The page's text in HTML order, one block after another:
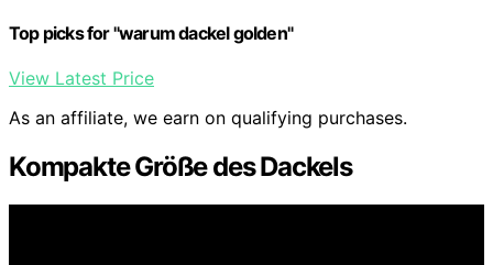
Top picks for "warum dackel golden"
View Latest Price
As an affiliate, we earn on qualifying purchases.
Kompakte Größe des Dackels